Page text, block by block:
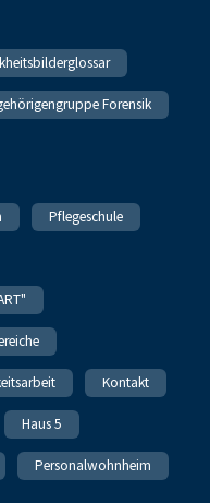
Forensik
Pflegeschule
Kontakt
Haus 5
Personalwohnheim